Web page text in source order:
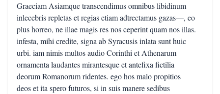
Graeciam Asiamque transcendimus omnibus libidinum
inlecebris repletas et regias etiam adtrectamus gazas—, eo
plus horreo, ne illae magis res nos ceperint quam nos illas.
infesta, mihi credite, signa ab Syracusis inlata sunt huic
urbi. iam nimis multos audio Corinthi et Athenarum
ornamenta laudantes mirantesque et antefixa fictilia
deorum Romanorum ridentes. ego hos malo propitios
deos et ita spero futuros, si in suis manere sedibus